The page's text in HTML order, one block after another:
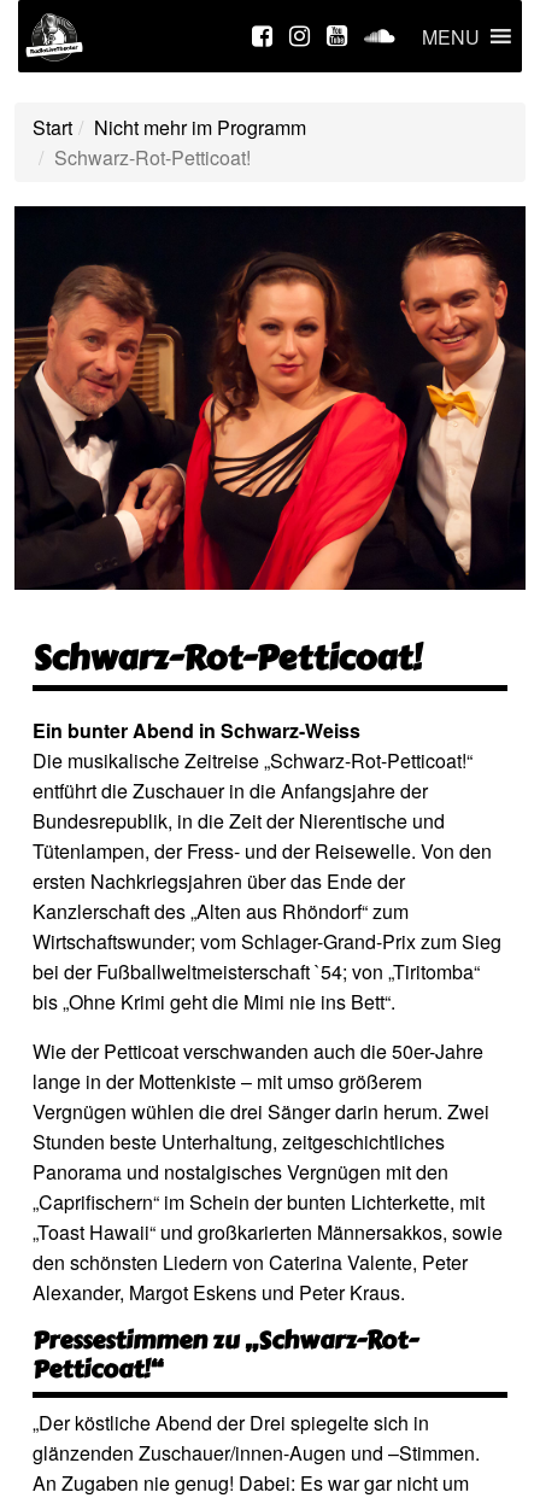
MENU
Start
Nicht mehr im Programm
Schwarz-Rot-Petticoat!
Schwarz-Rot-Petticoat!
Ein bunter Abend in Schwarz-Weiss
Die musikalische Zeitreise „Schwarz-Rot-Petticoat!“
entführt die Zuschauer in die Anfangsjahre der
Bundesrepublik, in die Zeit der Nierentische und
Tütenlampen, der Fress- und der Reisewelle. Von den
ersten Nachkriegsjahren über das Ende der
Kanzlerschaft des „Alten aus Rhöndorf“ zum
Wirtschaftswunder; vom Schlager-Grand-Prix zum Sieg
bei der Fußballweltmeisterschaft `54; von „Tiritomba“
bis „Ohne Krimi geht die Mimi nie ins Bett“.
Wie der Petticoat verschwanden auch die 50er-Jahre
lange in der Mottenkiste – mit umso größerem
Vergnügen wühlen die drei Sänger darin herum. Zwei
Stunden beste Unterhaltung, zeitgeschichtliches
Panorama und nostalgisches Vergnügen mit den
„Caprifischern“ im Schein der bunten Lichterkette, mit
„Toast Hawaii“ und großkarierten Männersakkos, sowie
den schönsten Liedern von Caterina Valente, Peter
Alexander, Margot Eskens und Peter Kraus.
Pressestimmen zu „Schwarz-Rot-
Petticoat!“
„Der köstliche Abend der Drei spiegelte sich in
glänzenden Zuschauer/innen-Augen und –Stimmen.
An Zugaben nie genug! Dabei: Es war gar nicht um